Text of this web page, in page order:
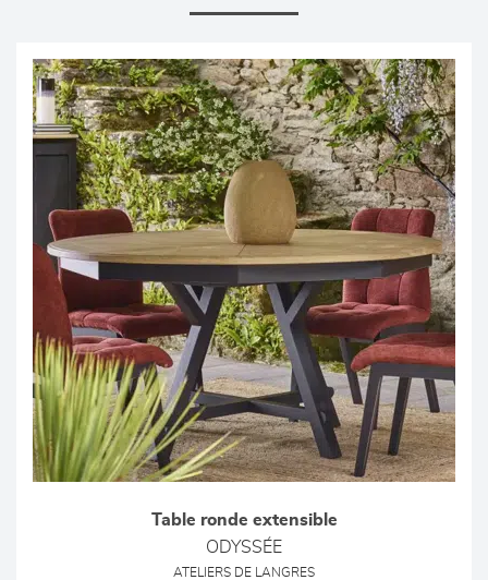
Table ronde extensible
ODYSSÉE
ATELIERS DE LANGRES